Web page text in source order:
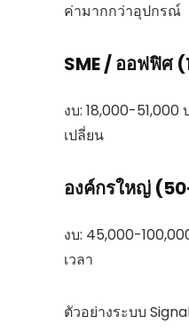
ค่ามากกว่าอุปกรณ์
SME / ออฟฟิศ
งบ: 18,000-
เปลี่ยน
องค์กรใหญ่
งบ: 45,000-
เวลา
ตัวอย่างระบบ